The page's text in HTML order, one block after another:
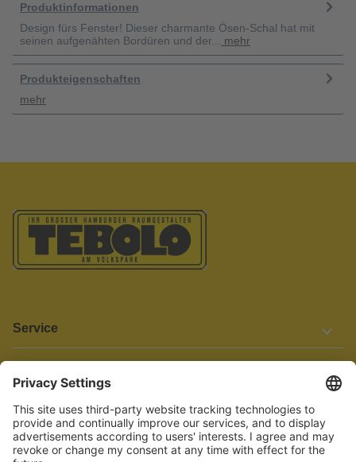
Produktinformationen
Design fürs Fenster! Dieser charmante Ösen-Schal hat mit
seinen aufgenähten Bordüren und der...
mehr
Produkteigenschaften
mehr
Service
Informationen
Barrierefreiheit
Wir bemühen uns, unsere Website barrierefrei zu gestalten.
Einige Inhalte und Funktionen sind derzeit jedoch noch nicht
vollständig zugänglich. Wenn Sie auf Barrieren stoßen oder Hilfe